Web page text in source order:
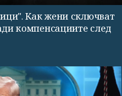
Как жени сключват
компенсациите след